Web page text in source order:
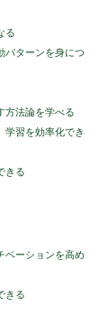
る
パターンを身につ
方法論を学べる
学習を効率化でき
きる
ベーションを高め
きる